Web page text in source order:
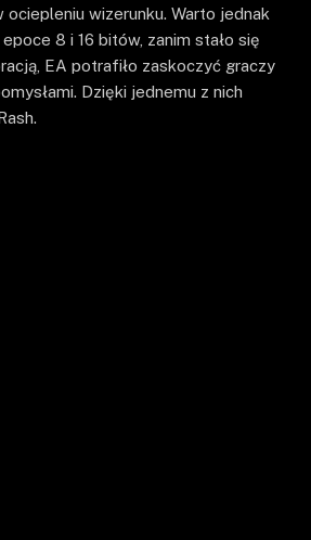
ociepleniu wizerunku. Warto jednak
8 i 16 bitów, zanim stało się
EA potrafiło zaskoczyć graczy
Dzięki jednemu z nich